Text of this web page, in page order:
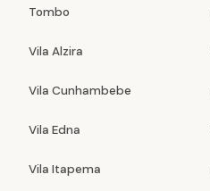
Tombo
Vila Alzira
Vila Cunhambebe
Vila Edna
Vila Itapema